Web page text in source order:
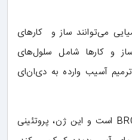
می‌توانند ساز و کارهای
و کارها شامل سلول‌های
آسیب وارده به دی‌ان‌ای
بدن دارای دو نسخه از ژن BRCA2 است و این ژن، پروتئینی